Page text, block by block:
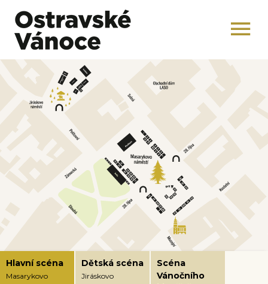
Hlavní scéna
Masarykovo
Dětská scéna
Jiráskovo
Scéna
Vánočního